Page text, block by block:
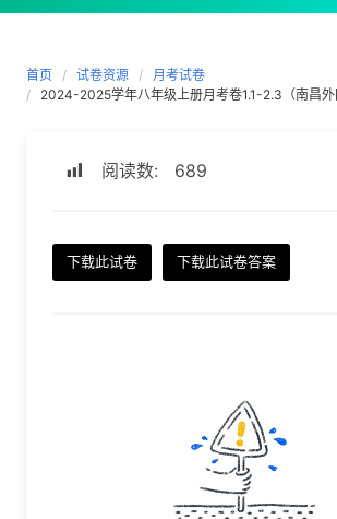
首页 试卷资源
月考试卷
2024-2025学年八年级上册月考卷1.1-2.3（南昌外
阅读数: 689
下载此试卷 下载此试卷答案